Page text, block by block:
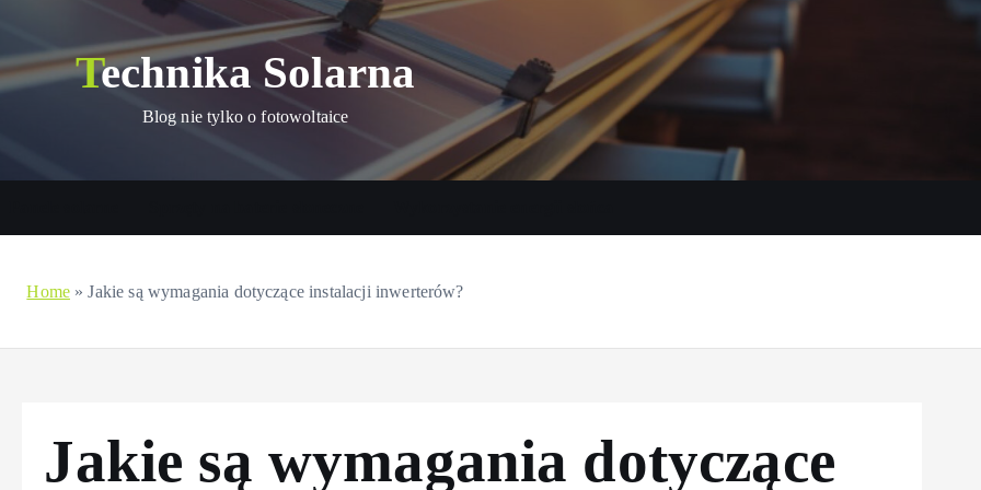
Technika Solarna
Blog nie tylko o fotowoltaice
Home»Jakie są wymagania dotyczące instalacji inwerterów?
Jakie są wymagania dotyczące